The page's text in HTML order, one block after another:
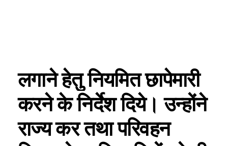
लगाने हेतु नियमित छापेमारी
करने के निर्देश दिये। उन्होंने
राज्य कर तथा परिवहन